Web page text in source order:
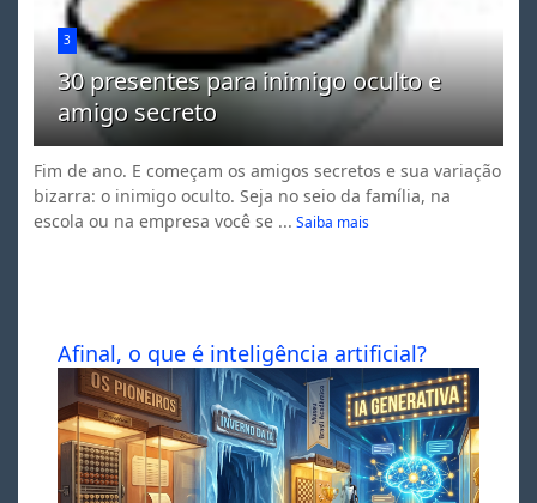
3
30 presentes para inimigo oculto e
amigo secreto
Fim de ano. E começam os amigos secretos e sua variação
bizarra: o inimigo oculto. Seja no seio da família, na
escola ou na empresa você se ... Saiba mais
Afinal, o que é inteligência artificial?